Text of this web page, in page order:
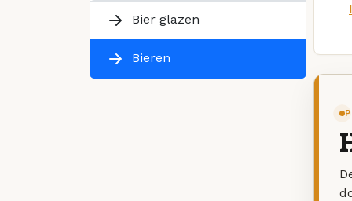
Bier glazen
Bieren